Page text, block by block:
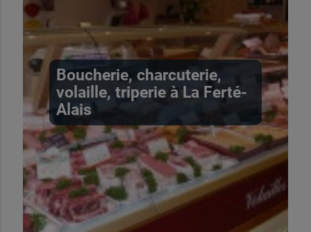
Boucherie, charcuterie,
volaille, triperie à La Ferté-
Alais